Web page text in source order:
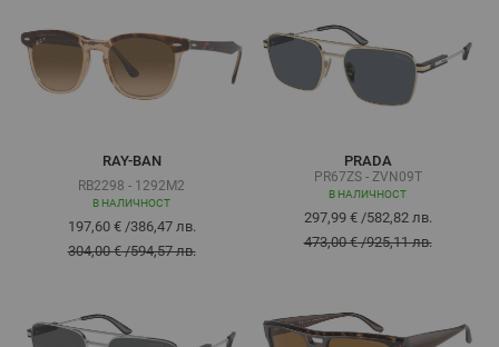
RAY-BAN
RB2298 - 1292M2
В НАЛИЧНОСТ
197,60 €/386,47 лв.
304,00 €/594,57 лв.
PRADA
PR67ZS - ZVN09T
В НАЛИЧНОСТ
297,99 €/582,82 лв.
473,00 €/925,11 лв.